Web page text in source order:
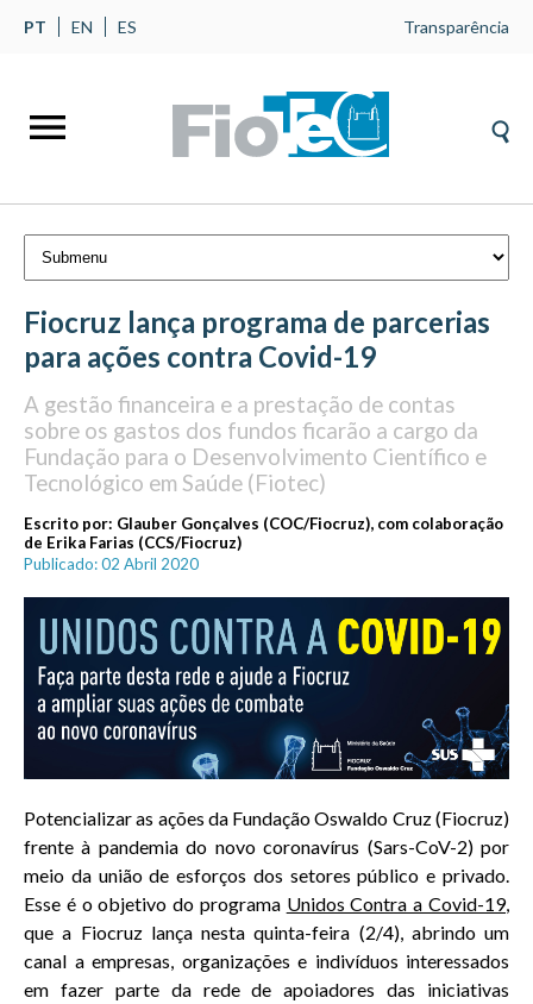
PT EN ES Transparência
Fiocruz lança programa de parcerias
para ações contra Covid-19
A gestão financeira e a prestação de contas
sobre os gastos dos fundos ficarão a cargo da
Fundação para o Desenvolvimento Científico e
Tecnológico em Saúde (Fiotec)
Escrito por: Glauber Gonçalves (COC/Fiocruz), com colaboração
de Erika Farias (CCS/Fiocruz)
Publicado: 02 Abril 2020
Potencializar as ações da Fundação Oswaldo Cruz (Fiocruz)
frente à pandemia do novo coronavírus (Sars-CoV-2) por
meio da união de esforços dos setores público e privado.
Esse é o objetivo do programa Unidos Contra a Covid-19,
que a Fiocruz lança nesta quinta-feira (2/4), abrindo um
canal a empresas, organizações e indivíduos interessados
em fazer parte da rede de apoiadores das iniciativas